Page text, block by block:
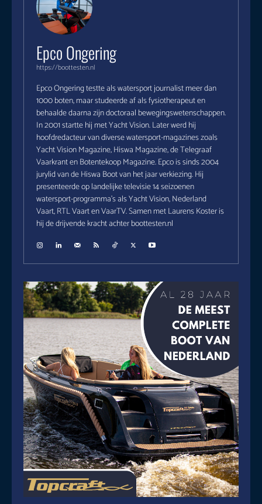
Epco Ongering
https://boottesten.nl
Epco Ongering testte als watersport journalist meer dan
1000 boten, maar studeerde af als fysiotherapeut en
behaalde daarna zijn doctoraal bewegingswetenschappen.
In 2001 startte hij met Yacht Vision. Later werd hij
hoofdredacteur van diverse watersport-magazines zoals
Yacht Vision Magazine, Hiswa Magazine, de Telegraaf
Vaarkrant en Botentekoop Magazine. Epco is sinds 2004
jurylid van de Hiswa Boot van het jaar verkiezing. Hij
presenteerde op landelijke televisie 14 seizoenen
watersport-programma's als Yacht Vision, Nederland
Vaart, RTL Vaart en VaarTV. Samen met Laurens Koster is
hij de drijvende kracht achter boottesten.nl